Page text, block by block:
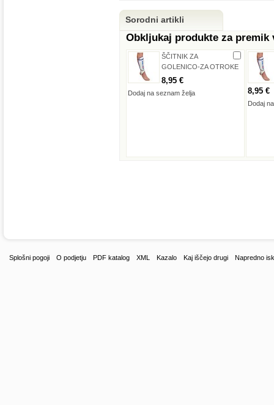
Sorodni artikli
Obkljukaj produkte za
ŠČITNIK ZA
GOLENICO-ZA OTROKE
8,95 €
Dodaj na seznam želja 8,95 €
Dodaj
Splošni pogoji O podjetju PDF katalog XML Kazalo Kaj iščejo drugi Napredno